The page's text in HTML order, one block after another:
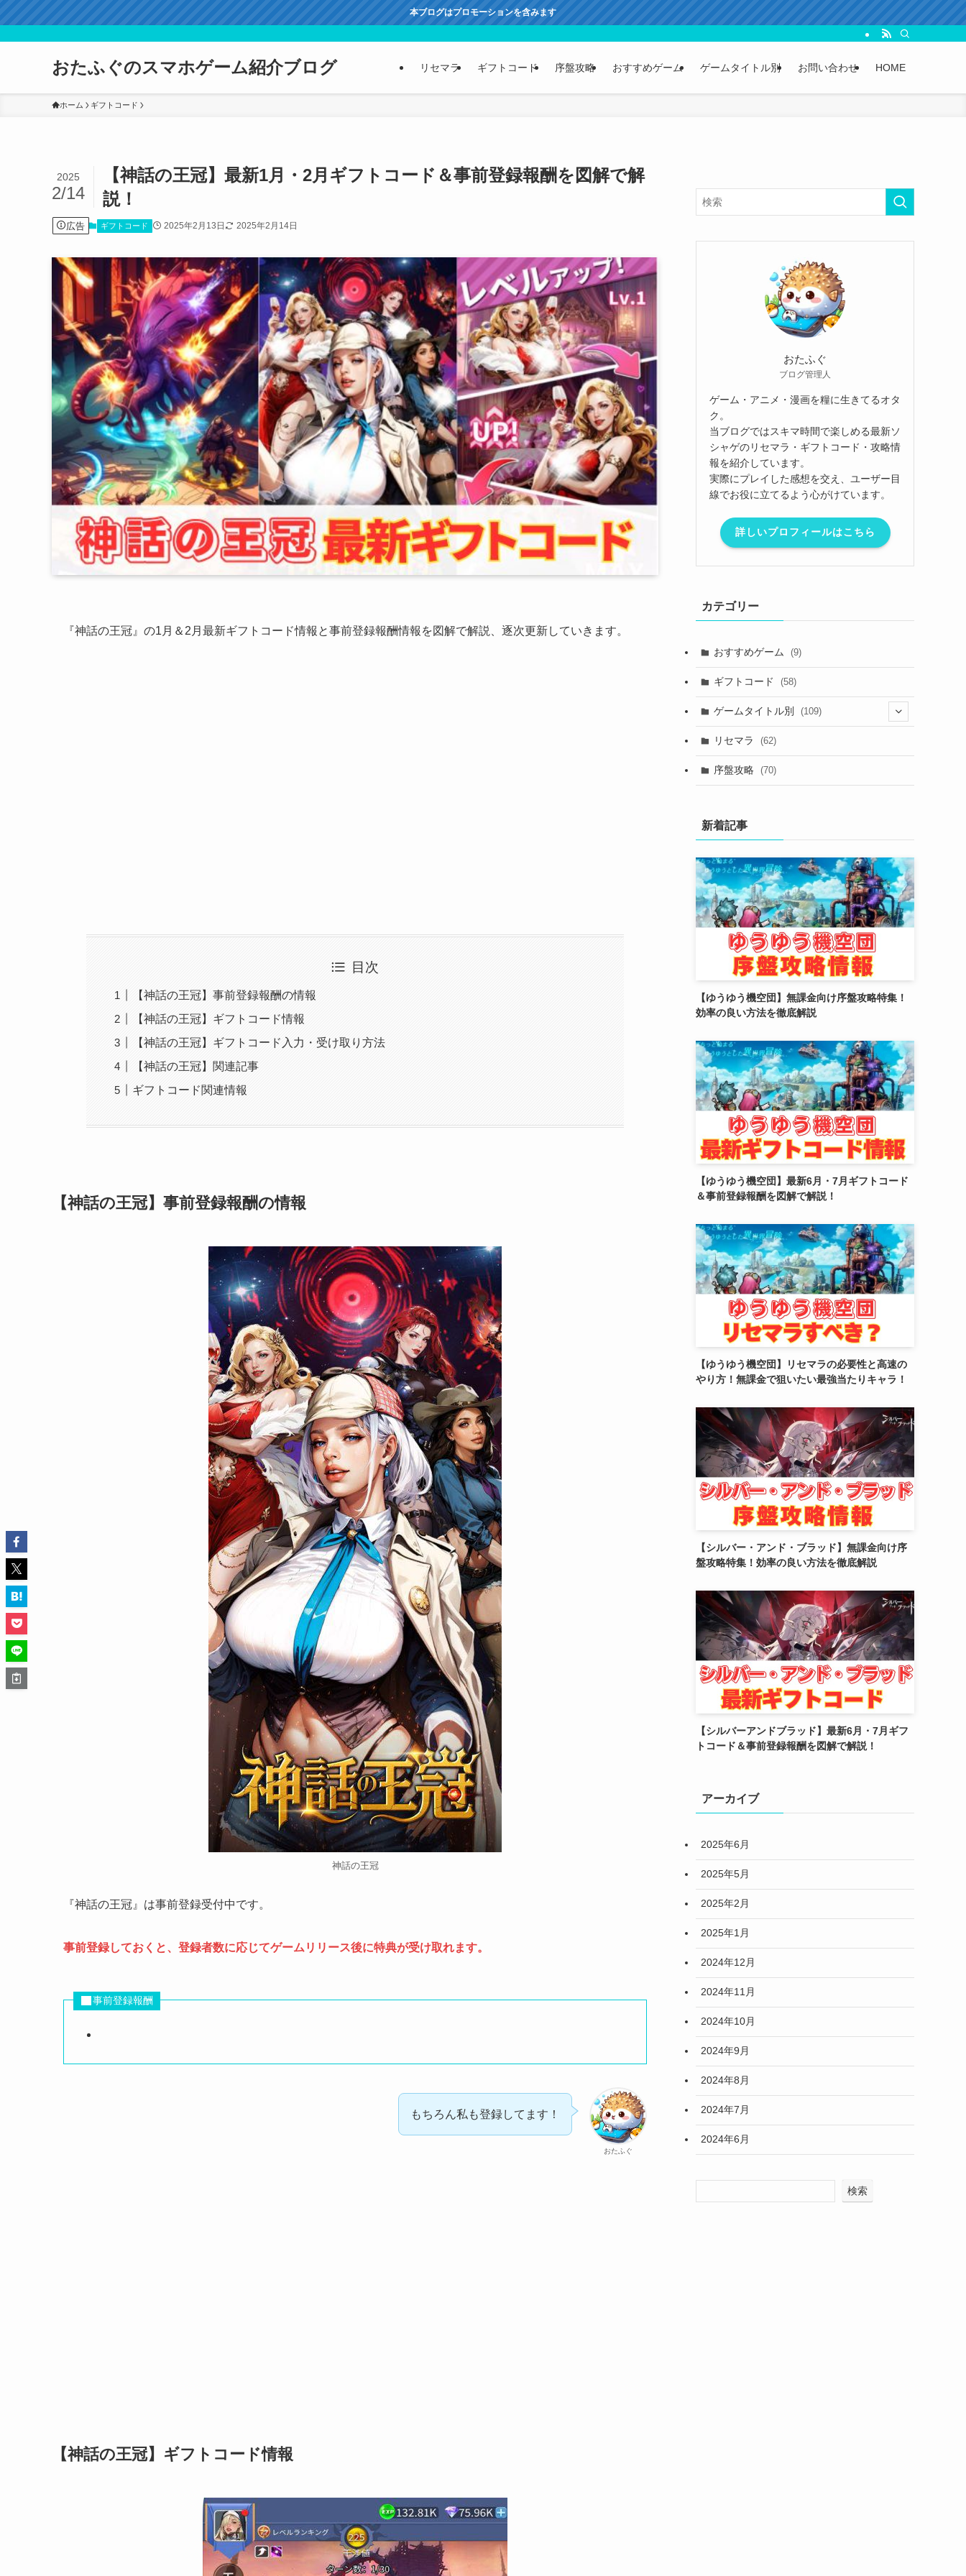
本ブログはプロモーションを含みます
おたふぐのスマホゲーム紹介ブログ リセマラ ギフトコード 序盤攻略 おすすめゲーム ゲームタイトル別 お問い合わせ HOME
ホーム ギフトコード
【神話の王冠】最新1月・2月ギフトコード＆事前登録報酬を図解で解
説！
2025
2/14
広告 ギフトコード 2025年2月13日 2025年2月14日
『神話の王冠』の1月＆2月最新ギフトコード情報と事前登録報酬情報を図解で解説、逐次更新していきます。
目次
【神話の王冠】事前登録報酬の情報
【神話の王冠】ギフトコード情報
【神話の王冠】ギフトコード入力・受け取り方法
【神話の王冠】関連記事
ギフトコード関連情報
【神話の王冠】事前登録報酬の情報
神話の王冠
『神話の王冠』は事前登録受付中です。
事前登録しておくと、登録者数に応じてゲームリリース後に特典が受け取れます。
事前登録報酬
おたふぐ
もちろん私も登録してます！
【神話の王冠】ギフトコード情報
おたふぐ
ブログ管理人
ゲーム・アニメ・漫画を糧に生きてるオタ
ク。
当ブログではスキマ時間で楽しめる最新ソ
シャゲのリセマラ・ギフトコード・攻略情
報を紹介しています。
実際にプレイした感想を交え、ユーザー目
線でお役に立てるよう心がけています。
詳しいプロフィールはこちら
カテゴリー
おすすめゲーム (9)
ギフトコード (58)
ゲームタイトル別 (109)
(2)
(2)
(3)
(4)
(4)
(2)
(1)
(4)
(6)
(3)
(2)
(4)
(5)
(4)
(6)
(5)
(4)
(4)
(2)
(6)
(3)
(2)
(10)
(5)
リセマラ (62)
序盤攻略 (70)
新着記事
【ゆうゆう機空団】無課金向け序盤攻略特集！
効率の良い方法を徹底解説
【ゆうゆう機空団】最新6月・7月ギフトコード
＆事前登録報酬を図解で解説！
【ゆうゆう機空団】リセマラの必要性と高速の
やり方！無課金で狙いたい最強当たりキャラ！
【シルバー・アンド・ブラッド】無課金向け序
盤攻略特集！効率の良い方法を徹底解説
【シルバーアンドブラッド】最新6月・7月ギフ
トコード＆事前登録報酬を図解で解説！
アーカイブ
2025年6月
2025年5月
2025年2月
2025年1月
2024年12月
2024年11月
2024年10月
2024年9月
2024年8月
2024年7月
2024年6月
検索